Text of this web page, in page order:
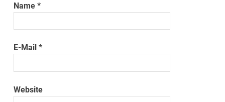
Name*
E-Mail*
Website